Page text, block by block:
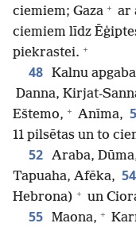
ciemiem; Gaza + ar
ciemiem līdz
piekrastei. +
48 Kalnu
Danna, Kirjat-
Eštemo, + Anīma,
11 pilsētas un to
52 Araba,
Tapuaha, Afēka, 54
Hebrona) + un
55 Maona, +